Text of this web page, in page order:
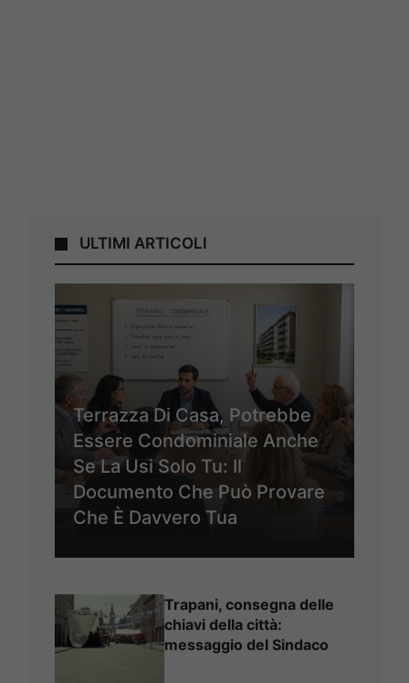
ULTIMI ARTICOLI
Terrazza Di Casa, Potrebbe
Essere Condominiale Anche
Se La Usi Solo Tu: Il
Documento Che Può Provare
Che È Davvero Tua
Trapani, consegna delle
chiavi della città:
messaggio del Sindaco